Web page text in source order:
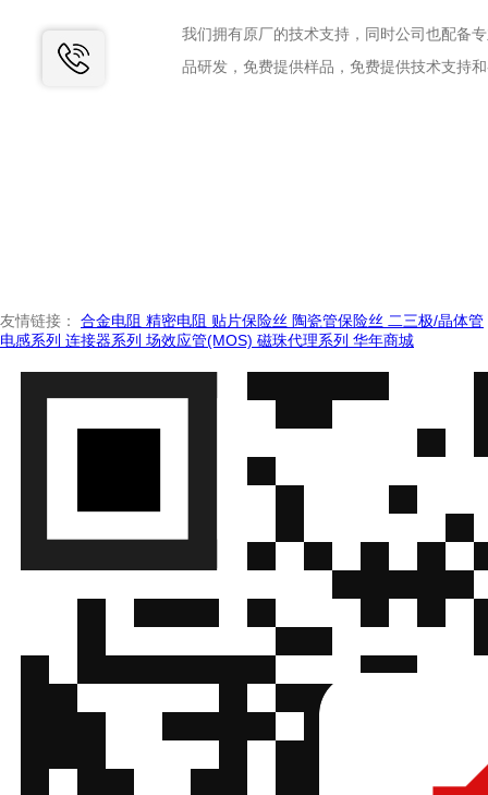
我们拥有原厂的技术支持，同时公司也配备
品研发，免费提供样品，免费提供技术支持
友情链接： 合金电阻 精密电阻 贴片保险丝 陶瓷管保险丝 二三极/晶体管
电感系列 连接器系列 场效应管(MOS) 磁珠代理系列 华年商城